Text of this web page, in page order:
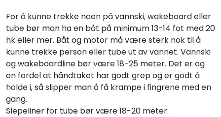
For å kunne trekke noen på vannski, wakeboard eller
tube bør man ha en båt på minimum 13-14 fot med 20
hk eller mer. Båt og motor må være sterk nok til å
kunne trekke person eller tube ut av vannet. Vannski
og wakeboardline bør være 18-25 meter. Det er og
en fordel at håndtaket har godt grep og er godt å
holde i, så slipper man å få krampe i fingrene med en
gang.
Slepeliner for tube bør være 18-20 meter.